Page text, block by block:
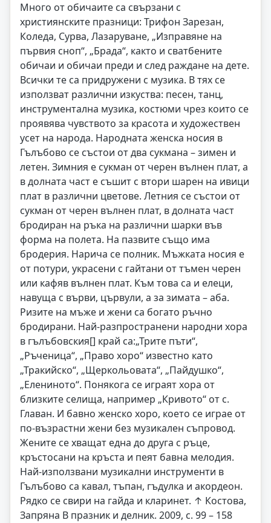
Много от обичаите са свързани с
християнските празници: Трифон Зарезан,
Коледа, Сурва, Лазаруване, „Изправяне на
първия сноп“, „Брада“, както и сватбените
обичаи и обичаи преди и след раждане на дете.
Всички те са придружени с музика. В тях се
използват различни изкуства: песен, танц,
инструментална музика, костюми чрез които се
проявява чувството за красота и художествен
усет на народа. Народната женска носия в
Гълъбово се състои от два сукмана – зимен и
летен. Зимния е сукман от черен вълнен плат, а
в долната част е съшит с втори шарен на ивици
плат в различни цветове. Летния се състои от
сукман от черен вълнен плат, в долната част
бродиран на ръка на различни шарки във
форма на полета. На пазвите също има
бродерия. Нарича се полник. Мъжката носия е
от потури, украсени с гайтани от тъмен черен
или кафяв вълнен плат. Към това са и елеци,
навуща с върви, цървули, а за зимата – аба.
Ризите на мъже и жени са богато ръчно
бродирани. Най-разпространени народни хора
в гълъбовския[] край са:„Трите пъти“,
„Ръченица“, „Право хоро“ известно като
„Тракийско“, „Щеркольовата“, „Пайдушко“,
„Елениното“. Понякога се играят хора от
близките селища, например „Кривото“ от с.
Главан. И бавно женско хоро, което се играе от
по-възрастни жени без музикален съпровод.
Жените се хващат една до друга с ръце,
кръстосани на кръста и пеят бавна мелодия.
Най-използвани музикални инструменти в
Гълъбово са кавал, тъпан, гъдулка и акордеон.
Рядко се свири на гайда и кларинет. ↑ Костова,
Запряна В празник и делник. 2009, с. 99 – 158